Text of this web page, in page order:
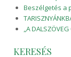
Beszélgetés a
„A DALSZÖVEG
KERESÉS